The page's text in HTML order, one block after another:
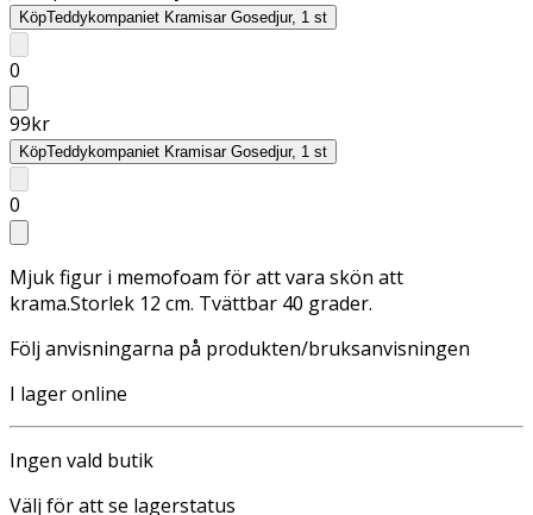
KöpTeddykompaniet Kramisar Gosedjur, 1 st
0
99kr
KöpTeddykompaniet Kramisar Gosedjur, 1 st
0
Mjuk figur i memofoam för att vara skön att
krama.Storlek 12 cm. Tvättbar 40 grader.
Följ anvisningarna på produkten/bruksanvisningen
I lager online
Ingen vald butik
Välj för att se lagerstatus